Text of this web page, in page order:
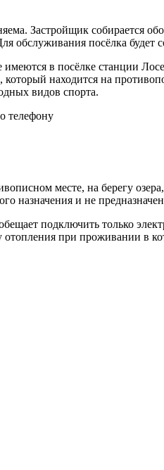
Застройщик собирается
обслуживания посёлка будет
в посёлке станции
который находится на
видов спорта.
телефону
месте, на берегу
назначения и не
подключить только
отопления при проживании в